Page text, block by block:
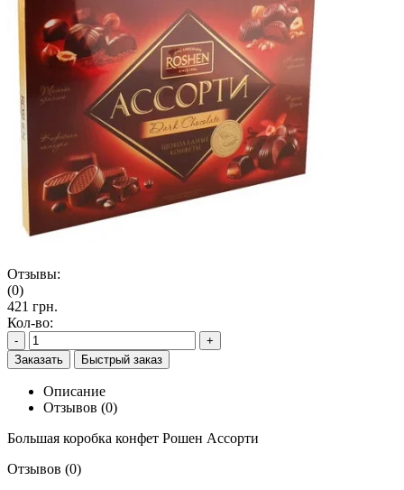
Отзывы:
(0)
421 грн.
Кол-во:
-
+
Заказать
Быстрый заказ
Описание
Отзывов (0)
Большая коробка конфет Рошен Ассорти
Отзывов (0)